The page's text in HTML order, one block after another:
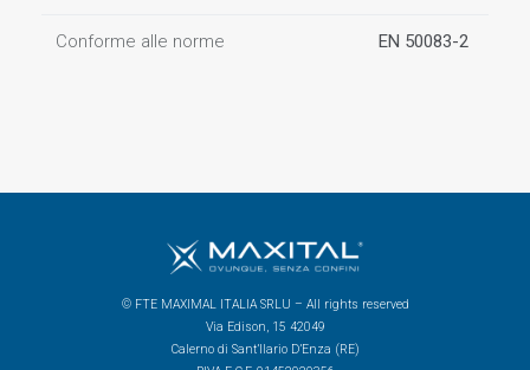
Conforme alle norme EN 50083-2
© FTE MAXIMAL ITALIA SRLU – All rights reserved
Via Edison, 15 42049
Calerno di Sant’Ilario D’Enza (RE)